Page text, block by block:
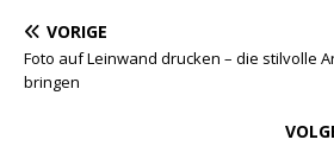
VORIGE
Foto auf Leinwand drucken – die stilvolle
bringen